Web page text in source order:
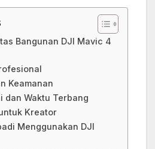
Bangunan DJI Mavic 4
Keamanan
dan Waktu Terbang
Kreator
Menggunakan DJI